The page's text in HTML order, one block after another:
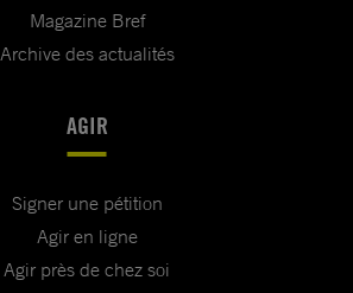
Magazine Bref
Archive des actualités
AGIR
Signer une pétition
Agir en ligne
Agir près de chez soi